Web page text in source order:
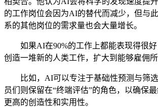
的工作岗位会因为AI的替代而减少，但与
系的其他岗位的需求量也会大量增长。
如果AI在90%的工作上都能表现得很好
创造一堆新的人类工作，扩大到能够雇佣所
比如，AI可以专注于基础性预测与筛选
员们则保留在“终端评估”的角色，以确保
更高的创造性和实用性。